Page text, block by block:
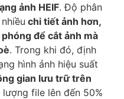
ảnh HEIF. Độ phân
chi tiết ảnh hơn,
để cắt ảnh mà
. Trong khi đó, định
hình ảnh hiệu suất
gian lưu trữ trên
file lên đến 50%